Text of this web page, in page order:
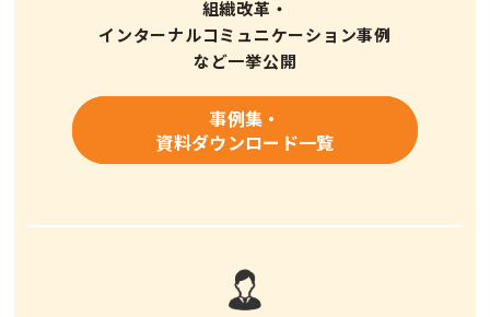
組織改革・
インターナルコミュニケーション事例
など一挙公開
事例集・
資料ダウンロード一覧